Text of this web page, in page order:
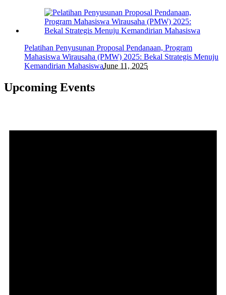
Pelatihan Penyusunan Proposal Pendanaan, Program
Mahasiswa Wirausaha (PMW) 2025: Bekal Strategis Menuju
Kemandirian MahasiswaJune 11, 2025
Upcoming Events